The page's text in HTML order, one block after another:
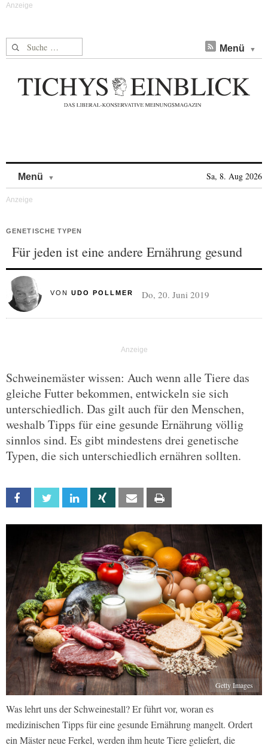
Suche nach: Menü
Menü Sa, 8. Aug 2026
GENETISCHE TYPEN
Für jeden ist eine andere Ernährung gesund
VON UDO POLLMER Do, 20. Juni 2019
Schweinemäster wissen: Auch wenn alle Tiere das
gleiche Futter bekommen, entwickeln sie sich
unterschiedlich. Das gilt auch für den Menschen,
weshalb Tipps für eine gesunde Ernährung völlig
sinnlos sind. Es gibt mindestens drei genetische
Typen, die sich unterschiedlich ernähren sollten.
Facebook Twitter Linkedin Xing Email
Getty Images
Was lehrt uns der Schweinestall? Er führt vor, woran es
medizinischen Tipps für eine gesunde Ernährung mangelt. Ordert
ein Mäster neue Ferkel, werden ihm heute Tiere geliefert, die